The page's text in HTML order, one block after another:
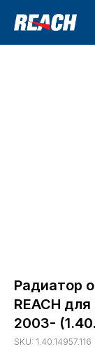
Радиатор
REACH для
2003-
SKU: 1.40.14957.116